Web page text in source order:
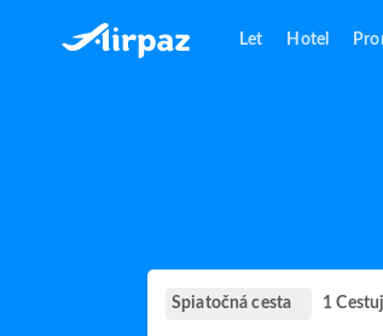
Let Hotel
Spiatočná cesta 1